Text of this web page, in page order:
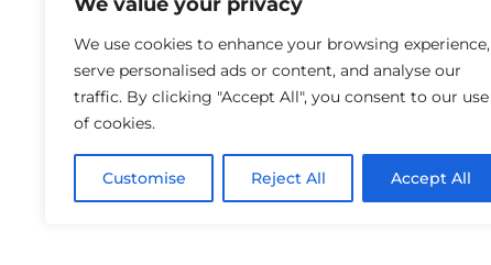
We use cookies to enhance your browsing experience,
serve personalised ads or content, and analyse our
traffic. By clicking "Accept All", you consent to our use
of cookies.
Customise Reject All Accept All